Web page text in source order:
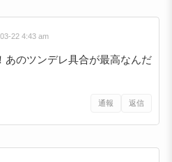
22 4:43 am
あのツンデレ具合が最高なんだ
通報 返信